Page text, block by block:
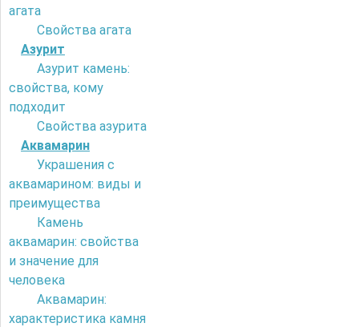
агата
Свойства агата
Азурит
Азурит камень:
свойства, кому
подходит
Свойства азурита
Аквамарин
Украшения с
аквамарином: виды и
преимущества
Камень
аквамарин: свойства
и значение для
человека
Аквамарин:
характеристика камня